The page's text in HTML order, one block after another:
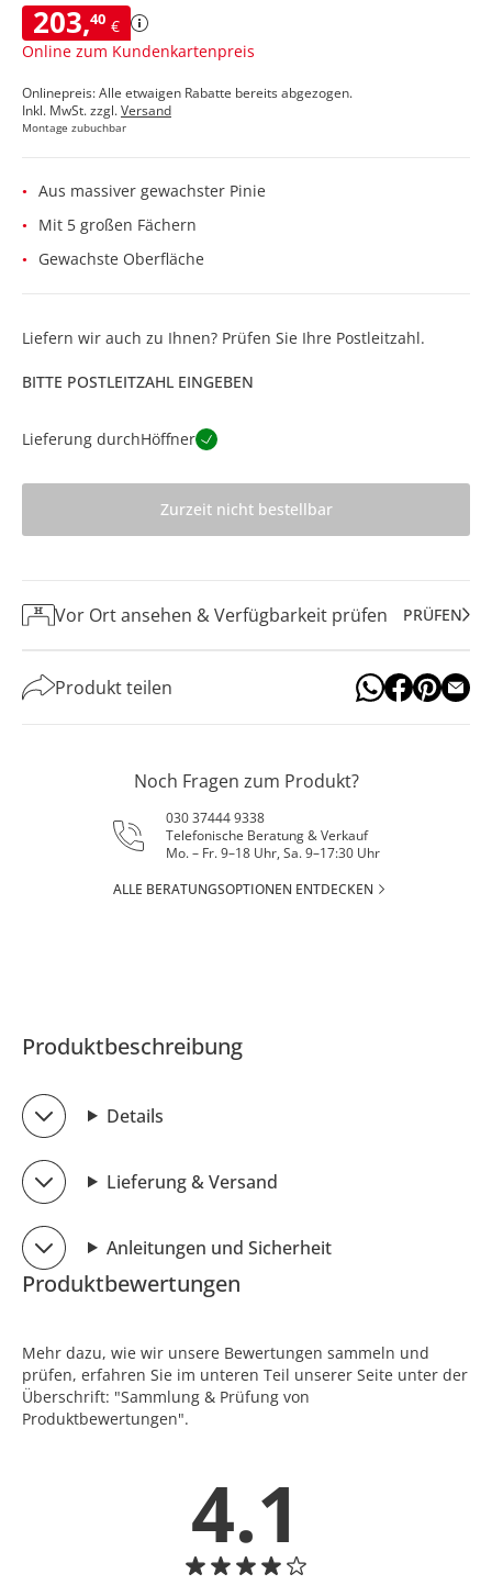
203,40 €
Online zum Kundenkartenpreis
Onlinepreis: Alle etwaigen Rabatte bereits abgezogen.
Inkl. MwSt. zzgl.Versand
Montage zubuchbar
Aus massiver gewachster Pinie
Mit 5 großen Fächern
Gewachste Oberfläche
Liefern wir auch zu Ihnen? Prüfen Sie Ihre Postleitzahl.
BITTE POSTLEITZAHL EINGEBEN
Lieferung durchHöffner
Zurzeit nicht bestellbar
Vor Ort ansehen & Verfügbarkeit prüfen PRÜFEN
Produkt teilen
Noch Fragen zum Produkt?
030 37444 9338
Telefonische Beratung & Verkauf
Mo. – Fr. 9–18 Uhr, Sa. 9–17:30 Uhr
ALLE BERATUNGSOPTIONEN ENTDECKEN
Produktbeschreibung
Details
Lieferung & Versand
Anleitungen und Sicherheit
Produktbewertungen
Mehr dazu, wie wir unsere Bewertungen sammeln und
prüfen, erfahren Sie im unteren Teil unserer Seite unter der
Überschrift: "Sammlung & Prüfung von
Produktbewertungen".
4.1